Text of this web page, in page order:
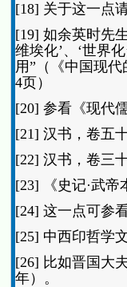
[18] 关于这一点
[19] 如余英时先
维埃化’、‘世界
用”（《中国现
4页）
[20] 参看《现代
[21] 汉书，卷五
[22] 汉书，卷三
[23] 《史记·武
[24] 这一点可参
[25] 中西印哲学
[26] 比如晋国大
年）。